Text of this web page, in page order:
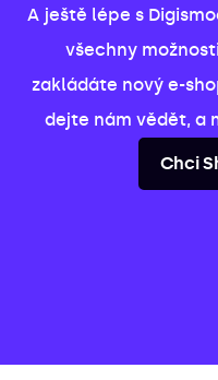
A ještě lépe s
všechny
zakládáte nový e-
dejte nám vědět, a
Chci